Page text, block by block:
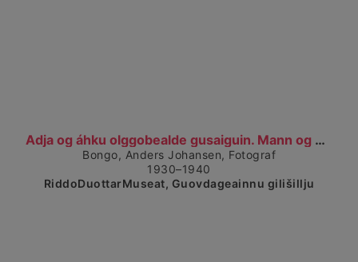
Adja og áhku olggobealde gusaiguin. Mann og en kvi...
Čájet dárkkes dieđuid
Bongo, Anders Johansen, Fotograf
1930–1940
RiddoDuottarMuseat, Guovdageainnu gilišillju